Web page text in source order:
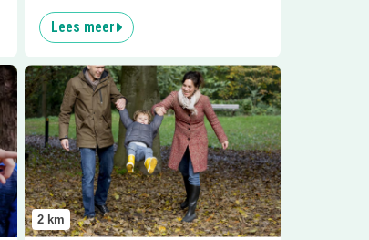
Lees meer
2 km
Lees meer Berkenroute